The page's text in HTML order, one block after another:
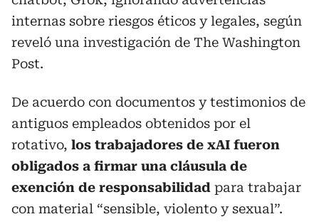
internas sobre riesgos éticos y legales, según
reveló una investigación de The Washington
Post.
De acuerdo con documentos y testimonios de
antiguos empleados obtenidos por el
rotativo, los trabajadores de xAI fueron
obligados a firmar una cláusula de
exención de responsabilidad para trabajar
con material “sensible, violento y sexual”.